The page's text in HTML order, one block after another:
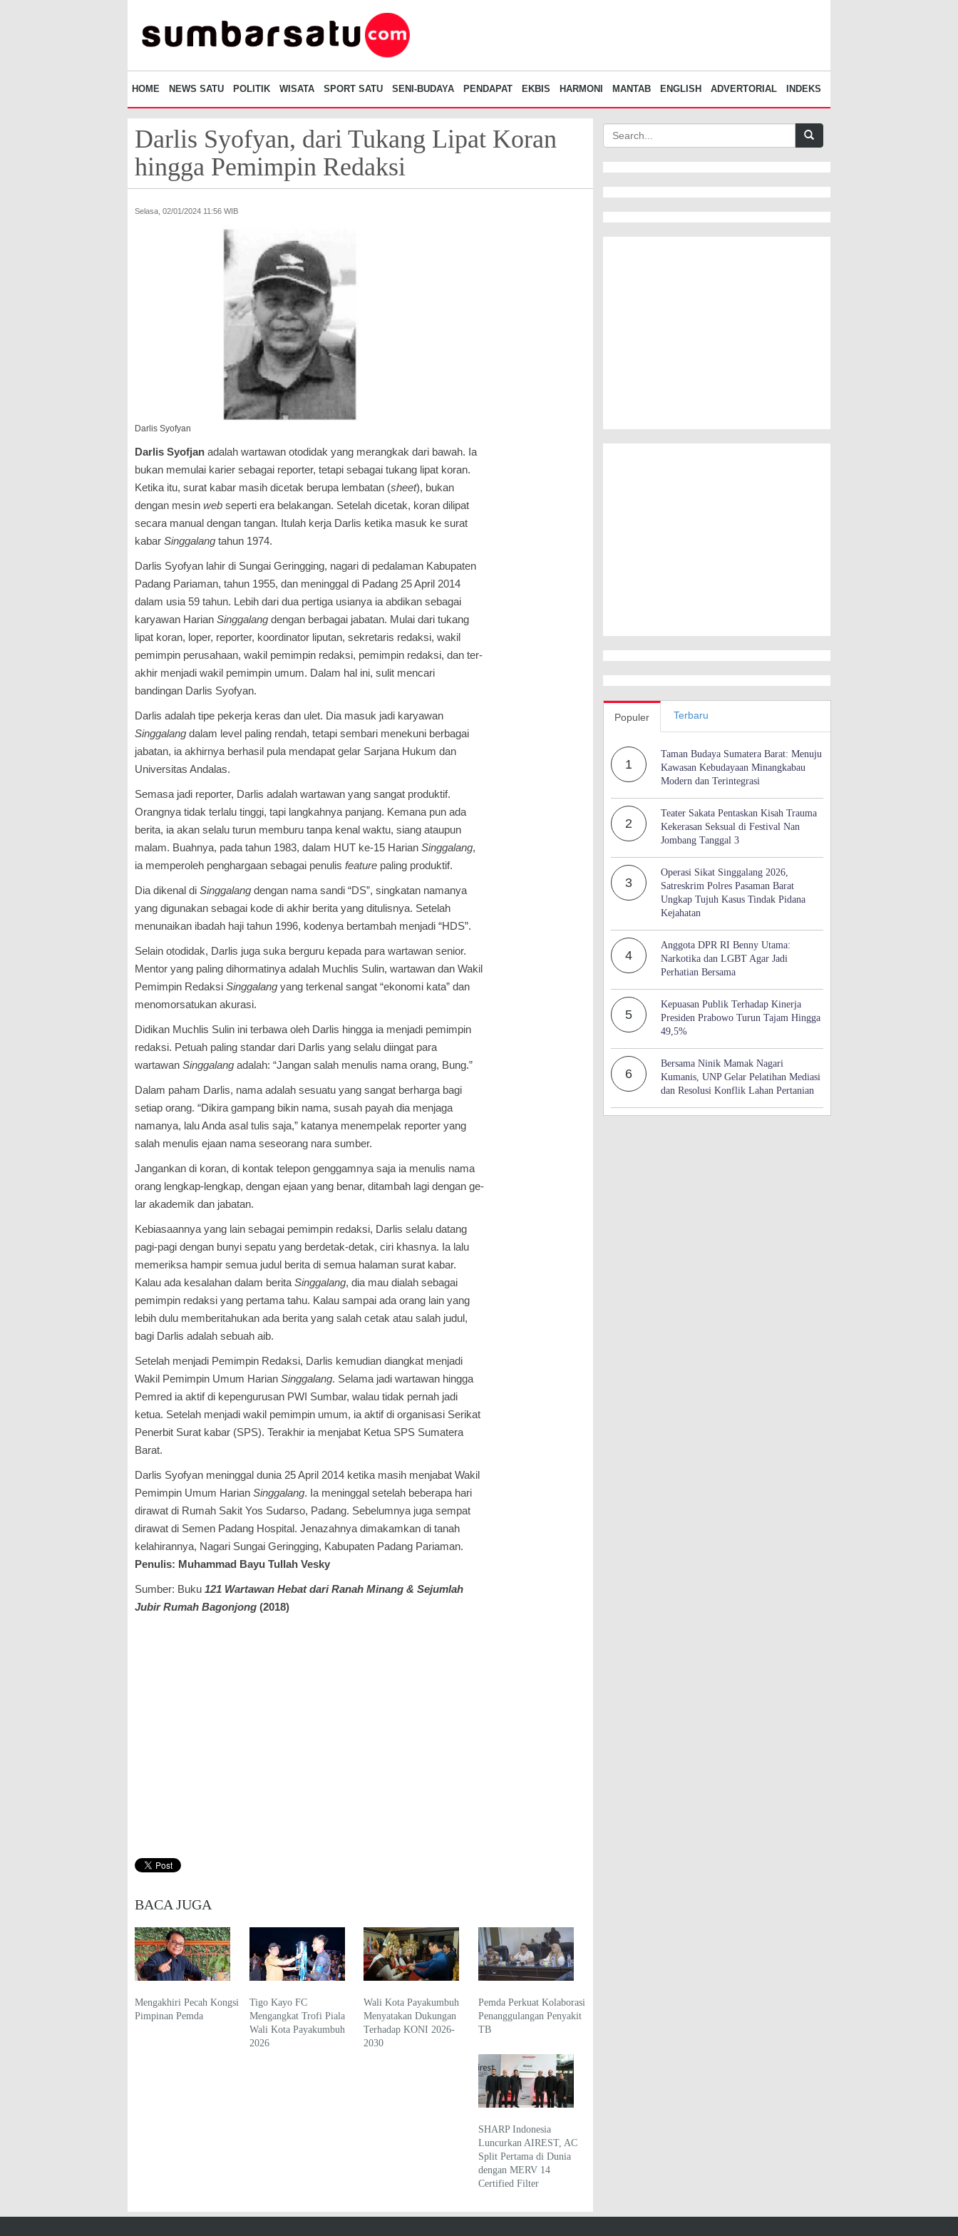
HOME NEWS SATU POLITIK WISATA SPORT SATU SENI-BUDAYA PENDAPAT EKBIS HARMONI MANTAB ENGLISH ADVERTORIAL INDEKS
Darlis Syofyan, dari Tukang Lipat Koran
hingga Pemimpin Redaksi
Selasa, 02/01/2024 11:56 WIB
Darlis Syofyan
Darlis Syofjan adalah wartawan otodidak yang merangkak dari bawah. Ia
bukan me­mulai karier sebagai reporter, tetapi sebagai tukang lipat koran.
Ketika itu, surat kabar masih dicetak berupa lembatan (sheet), bukan
dengan mesin web seperti era belakangan. Setelah dicetak, koran dilipat
secara manual dengan tangan. Itulah kerja Darlis ketika ma­suk ke surat
kabar Singgalang tahun 1974.
Darlis Syofyan lahir di Sungai Geringging, na­gari di pedalaman Kabupaten
Padang Pariaman, tahun 1955, dan meninggal di Padang 25 April 2014
dalam usia 59 tahun. Lebih dari dua pertiga usianya ia abdikan sebagai
karya­wan Harian Singgalang dengan berbagai jabatan. Mulai dari tukang
lipat koran, loper, reporter, koordinator liputan, sekretaris redaksi, wakil
pemimpin perusahaan, wakil pemimpin redaksi, pemimpin redaksi, dan ter­
akhir menjadi wakil pemimpin umum. Dalam hal ini, sulit mencari
bandingan Darlis Syofyan.
Darlis adalah tipe pekerja keras dan ulet. Dia masuk jadi karyawan
Singgalang da­lam level paling rendah, tetapi sembari menekuni berbagai
jabatan, ia akhir­nya berhasil pula mendapat gelar Sarjana Hukum dan
Universitas Anda­las.
Semasa jadi reporter, Darlis adalah wartawan yang sangat produktif.
Orang­nya tidak terlalu tinggi, tapi langkahnya panjang. Kemana pun ada
berita, ia akan selalu turun memburu tanpa kenal waktu, siang ataupun
malam. Buah­nya, pada tahun 1983, dalam HUT ke-15 Harian Singgalang,
ia memperoleh penghargaan sebagai penulis feature paling produktif.
Dia dikenal di Singgalang dengan nama sandi “DS”, singkatan namanya
yang digunakan sebagai kode di akhir berita yang ditulisnya. Setelah
menunaikan ibadah haji tahun 1996, kodenya bertambah menjadi “HDS”.
Selain otodidak, Darlis juga suka berguru kepada para wartawan senior.
Mentor yang paling dihormatinya adalah Muchlis Sulin, wartawan dan Wakil
Pemimpin Redaksi Singgalang yang terkenal sangat “ekonomi kata” dan
menomorsatukan akurasi.
Didikan Muchlis Sulin ini terbawa oleh Darlis hingga ia menjadi pemimpin
redaksi. Petuah paling standar dari Darlis yang selalu diingat para
wartawan Singgalang adalah: “Jangan salah menulis nama orang, Bung.”
Dalam paham Darlis, nama adalah sesuatu yang sangat berharga bagi
setiap orang. “Dikira gampang bikin nama, susah payah dia menjaga
namanya, lalu Anda asal tulis saja,” katanya menempelak reporter yang
salah menulis ejaan nama seseorang nara sumber.
Jangankan di koran, di kontak telepon genggamnya saja ia menulis nama
orang lengkap-lengkap, dengan ejaan yang benar, ditambah lagi dengan ge­
lar akademik dan jabatan.
Kebiasaannya yang lain sebagai pemimpin redaksi, Darlis selalu datang
pagi-pagi dengan bunyi sepatu yang berdetak-detak, ciri khasnya. Ia lalu
meme­riksa hampir semua judul berita di semua halaman surat kabar.
Kalau ada kesalahan dalam berita Singgalang, dia mau dialah sebagai
pemimpin redaksi yang pertama tahu. Kalau sampai ada orang lain yang
lebih dulu memberi­tahukan ada berita yang salah cetak atau salah judul,
bagi Darlis adalah sebuah aib.
Setelah menjadi Pemimpin Redaksi, Darlis kemudian diangkat menjadi
Wakil Pemimpin Umum Harian Singgalang. Selama jadi wartawan hingga
Pemred ia aktif di kepengurusan PWI Sumbar, walau tidak pernah jadi
ketua. Setelah menjadi wakil pemimpin umum, ia aktif di organi­sasi Serikat
Penerbit Surat kabar (SPS). Terakhir ia menjabat Ketua SPS Sumatera
Barat.
Darlis Syofyan meninggal dunia 25 April 2014 ketika masih menjabat Wakil
Pemimpin Umum Harian Singgalang. Ia meninggal setelah beberapa hari
dirawat di Rumah Sakit Yos Sudarso, Padang. Sebelumnya juga sempat
dirawat di Semen Padang Hospital. Jenazahnya dimakamkan di tanah
kelahirannya, Nagari Sungai Geringging, Kabupaten Padang Pariaman.
Penulis: Muhammad Bayu Tullah Vesky
Sumber: Buku 121 Wartawan Hebat dari Ranah Minang & Sejumlah
Jubir Rumah Bagonjong (2018)
BACA JUGA
Mengakhiri Pecah Kongsi
Pimpinan Pemda
Tigo Kayo FC
Mengangkat Trofi Piala
Wali Kota Payakumbuh
2026
Wali Kota Payakumbuh
Menyatakan Dukungan
Terhadap KONI 2026-
2030
Pemda Perkuat Kolaborasi
Penanggulangan Penyakit
TB
SHARP Indonesia
Luncurkan AIREST, AC
Split Pertama di Dunia
dengan MERV 14
Certified Filter
Populer Terbaru
1
Taman Budaya Sumatera Barat: Menuju
Kawasan Kebudayaan Minangkabau
Modern dan Terintegrasi
2
Teater Sakata Pentaskan Kisah Trauma
Kekerasan Seksual di Festival Nan
Jombang Tanggal 3
3
Operasi Sikat Singgalang 2026,
Satreskrim Polres Pasaman Barat
Ungkap Tujuh Kasus Tindak Pidana
Kejahatan
4
Anggota DPR RI Benny Utama:
Narkotika dan LGBT Agar Jadi
Perhatian Bersama
5
Kepuasan Publik Terhadap Kinerja
Presiden Prabowo Turun Tajam Hingga
49,5%
6
Bersama Ninik Mamak Nagari
Kumanis, UNP Gelar Pelatihan Mediasi
dan Resolusi Konflik Lahan Pertanian